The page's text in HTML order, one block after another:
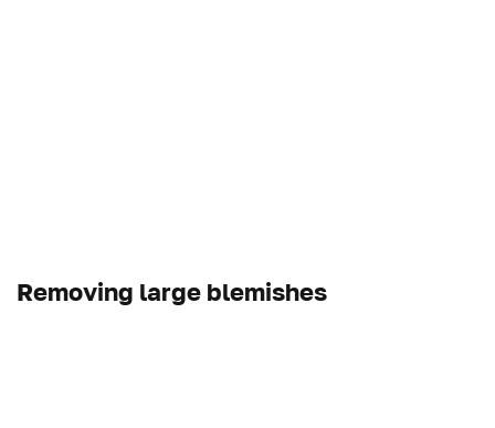
Removing large blemishes